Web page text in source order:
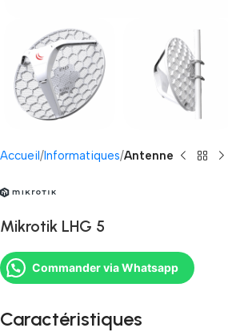
Accueil Informatiques Antenne
Mikrotik LHG 5
Commander via Whatsapp
Caractéristiques